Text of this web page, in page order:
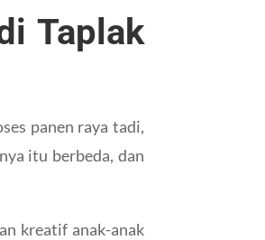
Taplak
panen raya tadi,
itu berbeda, dan
kreatif anak-anak